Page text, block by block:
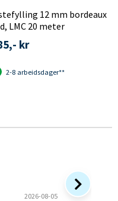
12 mm bordeaux
LMC 20 meter
kr
2-8 arbeidsdager**
2026-08-05
Bra at